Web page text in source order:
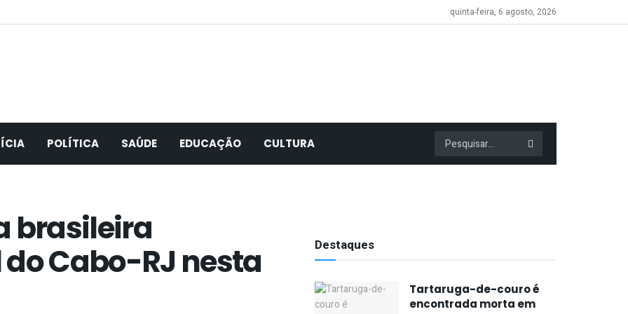
quinta-feira, 6 agosto, 2026
POLÍTICA SAÚDE EDUCAÇÃO CULTURA
brasileira
Cabo-RJ nesta
Destaques
Tartaruga-de-couro é
encontrada morta em